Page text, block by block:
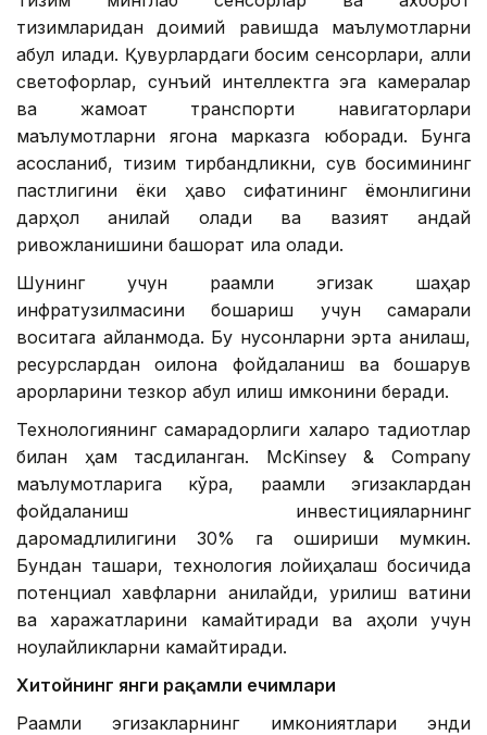
тизимларидан доимий равишда маълумотларни
қабул қилади. Қувурлардаги босим сенсорлари, ақлли
светофорлар, сунъий интеллектга эга камералар
ва жамоат транспорти навигаторлари
маълумотларни ягона марказга юборади. Бунга
асосланиб, тизим тирбандликни, сув босимининг
пастлигини ёки ҳаво сифатининг ёмонлигини
дарҳол аниқлай олади ва вазият қандай
ривожланишини башорат қила олади.
Шунинг учун рақамли эгизак шаҳар
инфратузилмасини бошқариш учун самарали
воситага айланмоқда. Бу нуқсонларни эрта аниқлаш,
ресурслардан оқилона фойдаланиш ва бошқарув
қарорларини тезкор қабул қилиш имконини беради.
Технологиянинг самарадорлиги халқаро тадқиқотлар
билан ҳам тасдиқланган. McKinsey & Company
маълумотларига кўра, рақамли эгизаклардан
фойдаланиш инвестицияларнинг
даромадлилигини 30% га ошириши мумкин.
Бундан ташқари, технология лойиҳалаш босқичида
потенциал хавфларни аниқлайди, қурилиш вақтини
ва харажатларини камайтиради ва аҳоли учун
ноқулайликларни камайтиради.
Хитойнинг янги рақамли ечимлари
Рақамли эгизакларнинг имкониятлари энди